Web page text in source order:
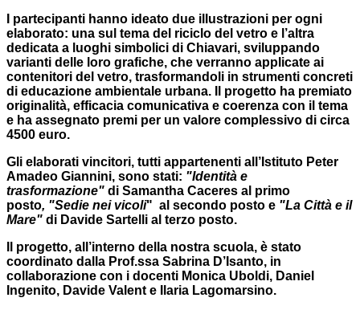
I partecipanti hanno ideato due illustrazioni per ogni
elaborato: una sul tema del riciclo del vetro e l’altra
dedicata a luoghi simbolici di Chiavari, sviluppando
varianti delle loro grafiche, che verranno applicate ai
contenitori del vetro, trasformandoli in strumenti concreti
di educazione ambientale urbana. Il progetto ha premiato
originalità, efficacia comunicativa e coerenza con il tema
e ha assegnato premi per un valore complessivo di circa
4500 euro.
Gli elaborati vincitori, tutti appartenenti all’Istituto Peter
Amadeo Giannini, sono stati: "Identità e
trasformazione" di Samantha Caceres al primo
posto, "Sedie nei vicoli" al secondo posto e "La Città e il
Mare" di Davide Sartelli al terzo posto.
Il progetto, all’interno della nostra scuola, è stato
coordinato dalla Prof.ssa Sabrina D’Isanto, in
collaborazione con i docenti Monica Uboldi, Daniel
Ingenito, Davide Valent e Ilaria Lagomarsino.